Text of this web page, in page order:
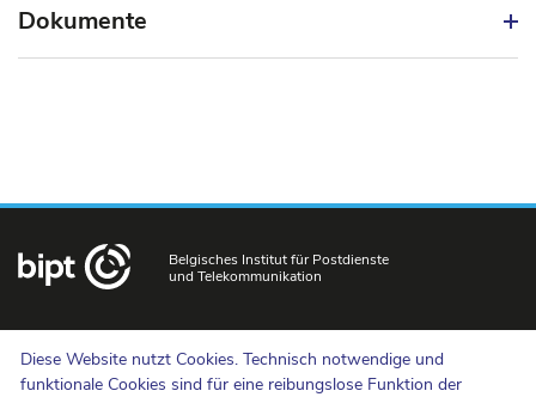
Diese Website nutzt Cookies. Technisch notwendige und
funktionale Cookies sind für eine reibungslose Funktion der
Dokumente
Belgisches Institut für Postdienste
und Telekommunikation
Uns kontaktieren
Hinweisgebermeldungen